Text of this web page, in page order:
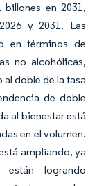
billones en 2031,
y 2031. Las
en términos de
no alcohólicas,
doble de la tasa
de doble
al bienestar está
en el volumen.
ampliando, ya
logrando